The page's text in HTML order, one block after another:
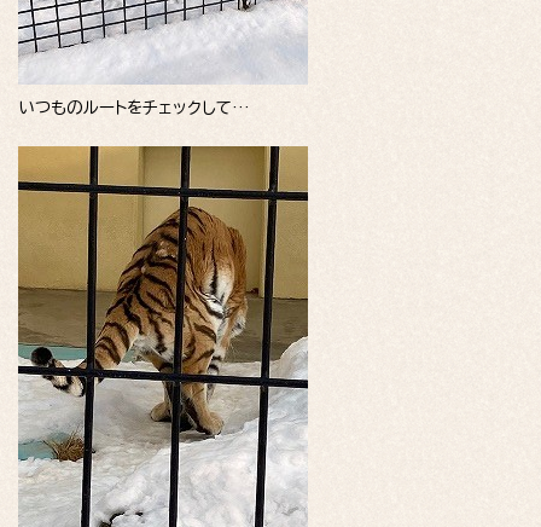
いつものルートをチェックして…